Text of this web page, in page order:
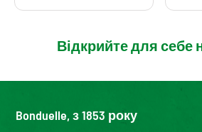
Відкрийте для себе
Bonduelle, з 1853 року